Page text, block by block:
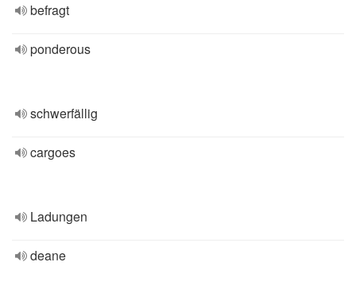
befragt
ponderous
schwerfällig
cargoes
Ladungen
deane